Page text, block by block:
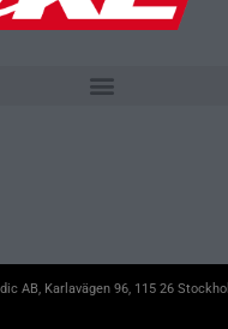
AB, Karlavägen 96, 115 26